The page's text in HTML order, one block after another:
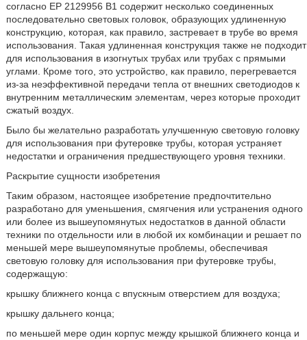
согласно ЕР 2129956 В1 содержит несколько соединенных
последовательно световых головок, образующих удлиненную
конструкцию, которая, как правило, застревает в трубе во время
использования. Такая удлиненная конструкция также не подходит
для использования в изогнутых трубах или трубах с прямыми
углами. Кроме того, это устройство, как правило, перегревается
из-за неэффективной передачи тепла от внешних светодиодов к
внутренним металлическим элементам, через которые проходит
сжатый воздух.
Было бы желательно разработать улучшенную световую головку
для использования при футеровке трубы, которая устраняет
недостатки и ограничения предшествующего уровня техники.
Раскрытие сущности изобретения
Таким образом, настоящее изобретение предпочтительно
разработано для уменьшения, смягчения или устранения одного
или более из вышеупомянутых недостатков в данной области
техники по отдельности или в любой их комбинации и решает по
меньшей мере вышеупомянутые проблемы, обеспечивая
световую головку для использования при футеровке трубы,
содержащую:
крышку ближнего конца с впускным отверстием для воздуха;
крышку дальнего конца;
по меньшей мере один корпус между крышкой ближнего конца и